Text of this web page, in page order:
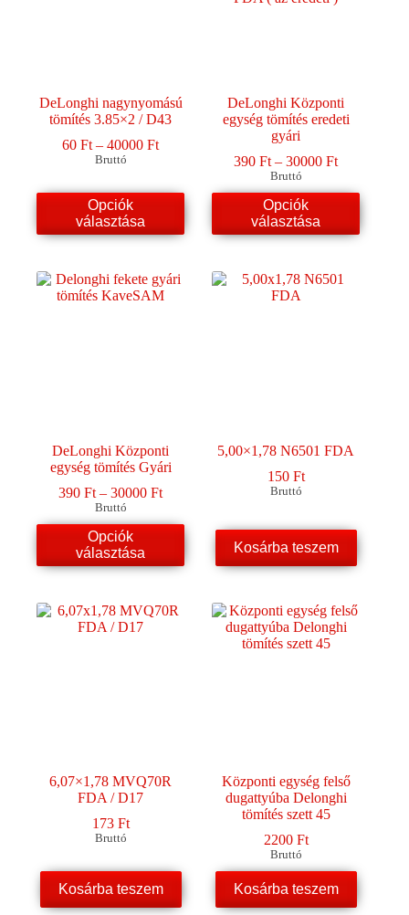
DeLonghi nagynyomású
tömítés 3.85×2 / D43
60Ft – 40000FtÁrtartomány:
40000 Ft
Bruttó
Opciók
választása
Ennek
a
terméknek
van.
A
DeLonghi Központi
egység tömítés eredeti
gyári
390Ft – 30000Ft
-
Bruttó
Opciók
választása
Ennek
a
terméknek
van.
A
DeLonghi Központi
egység tömítés Gyári
390Ft – 30000FtÁrtartomány:
-
Bruttó
Opciók
választása
Ennek
a
terméknek
van.
A
5,00×1,78 N6501 FDA
150 Ft
Bruttó
Kosárba teszem
6,07×1,78 MVQ70R
FDA / D17
173 Ft
Bruttó
Kosárba teszem
Központi egység felső
dugattyúba Delonghi
tömítés szett 45
2200 Ft
Bruttó
Kosárba teszem